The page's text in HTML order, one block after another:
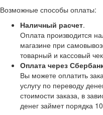
Возможные способы оплаты:
Наличный расчет.
Оплата производится
магазине при
товарный и кассовый
Оплата через
Вы можете оплатить
услугу по переводу
стоимости заказа, в
денег займет порядка